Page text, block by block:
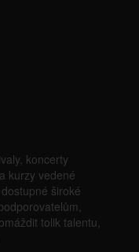
koncerty
kurzy vedené
široké
tolik talentu,